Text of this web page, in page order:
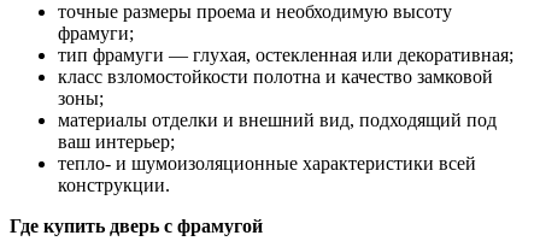
точные размеры проема и необходимую высоту
фрамуги;
тип фрамуги — глухая, остекленная или декоративная;
класс взломостойкости полотна и качество замковой
зоны;
материалы отделки и внешний вид, подходящий под
ваш интерьер;
тепло- и шумоизоляционные характеристики всей
конструкции.
Где купить дверь с фрамугой